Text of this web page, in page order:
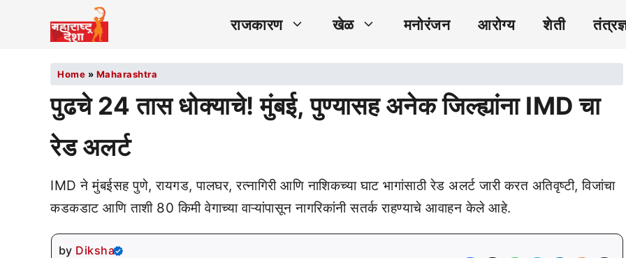
राजकारण खेळ मनोरंजन आरोग्य शेती
Home » Maharashtra
पुढचे 24 तास धोक्याचे! मुंबई, पुण्यासह अनेक जिल्ह्यांना IMD चा
रेड अलर्ट
IMD ने मुंबईसह पुणे, रायगड, पालघर, रत्नागिरी आणि नाशिकच्या घाट भागांसाठी रेड अलर्ट जारी करत अतिवृष्टी, विजांचा
कडकडाट आणि ताशी 80 किमी वेगाच्या वाऱ्यांपासून नागरिकांनी सतर्क राहण्याचे आवाहन केले आहे.
by Diksha